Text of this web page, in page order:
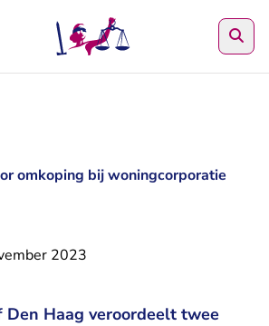
omkoping bij woningcorporatie
2023
Den Haag veroordeelt twee